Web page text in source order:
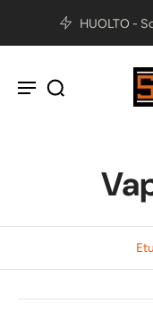
HUOLTO -